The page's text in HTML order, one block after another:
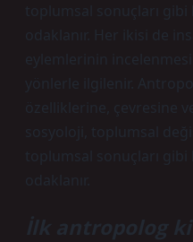
toplumsal sonuçları
odaklanır. Her ikisi de
eylemlerinin
yönlerle ilgilenir.
özelliklerine, çevresine
sosyoloji, toplumsal
toplumsal sonuçları
odaklanır.
İlk antropolog